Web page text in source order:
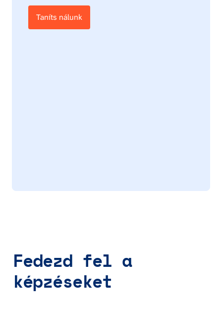
Taníts nálunk
Fedezd fel a
képzéseket